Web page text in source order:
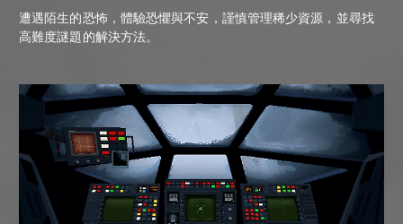
遭遇陌生的恐怖，體驗恐懼與不安，謹慎管理稀少資源，並尋找
高難度謎題的解決方法。